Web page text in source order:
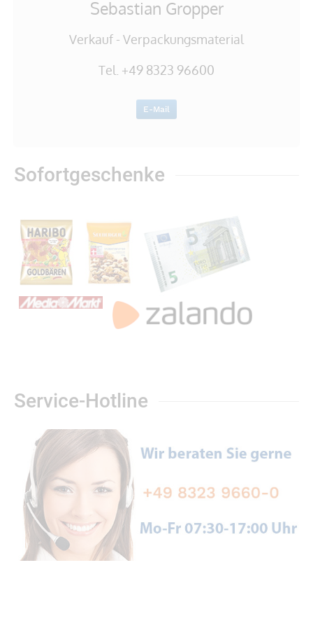
Sofortgeschenke
Service-Hotline
Sebastian Gropper
Verkauf - Verpackungsmaterial
Tel. +49 8323 96600
E-Mail